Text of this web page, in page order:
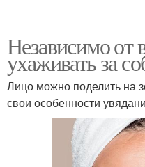
Независимо от
ухаживать за
Лицо можно поделить на
свои особенности